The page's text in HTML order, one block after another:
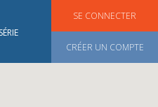
SE CONNECTER
CRÉER UN COMPTE